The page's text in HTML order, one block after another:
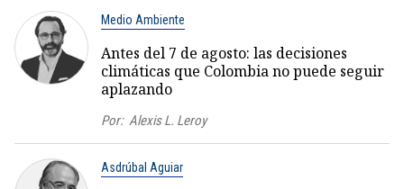
Medio Ambiente
Antes del 7 de agosto: las decisiones
climáticas que Colombia no puede seguir
aplazando
Por: Alexis L. Leroy
Asdrúbal Aguiar